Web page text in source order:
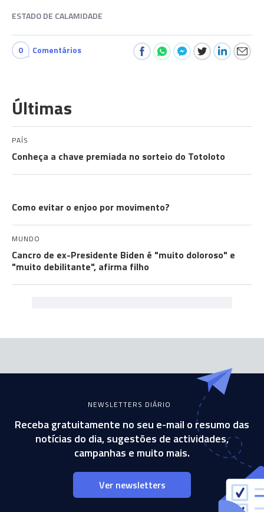
ESTADO DE CALAMIDADE
0 Comentários
Últimas
PAÍS
Conheça a chave premiada no sorteio do Totoloto
Como evitar o enjoo por movimento?
MUNDO
Cancro de ex-Presidente Biden é "muito doloroso" e
"muito debilitante", afirma filho
NEWSLETTERS DIÁRIO
Receba gratuitamente no seu e-mail o resumo das
notícias do dia, sugestões de actividades,
campanhas e muito mais.
Ver newsletters